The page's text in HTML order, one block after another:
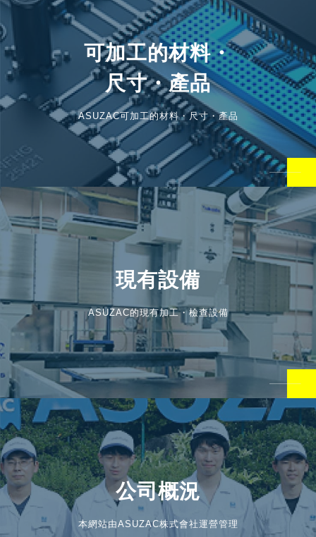
可加工的材料・
尺寸・產品
ASUZAC可加工的材料・尺寸・產品
現有設備
ASUZAC的現有加工・檢查設備
公司概況
本網站由ASUZAC株式會社運營管理